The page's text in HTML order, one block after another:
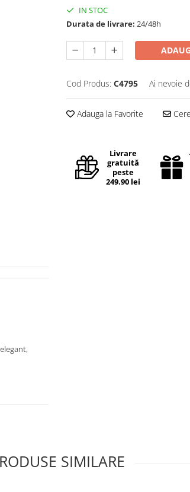
IN STOC
Durata de livrare: 24/48h
Cod Produs: C4795 Ai nevoie
Adauga la Favorite
Livrare
gratuită
peste
249.90 lei
SIMILARE